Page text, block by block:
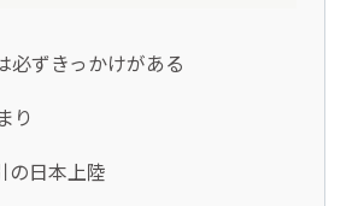
必ずきっかけがある
り
の日本上陸